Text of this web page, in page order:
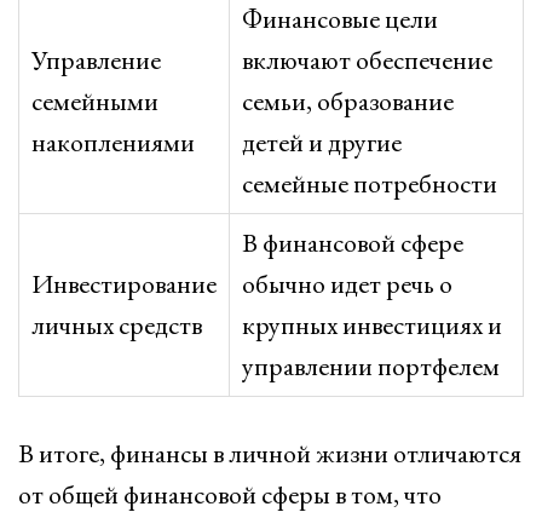
Управление
семейными
накоплениями
Финансовые цели
включают обеспечение
семьи, образование
детей и другие
семейные потребности
Инвестирование
личных средств
В финансовой сфере
обычно идет речь о
крупных инвестициях и
управлении портфелем
В итоге, финансы в личной жизни отличаются
от общей финансовой сферы в том, что